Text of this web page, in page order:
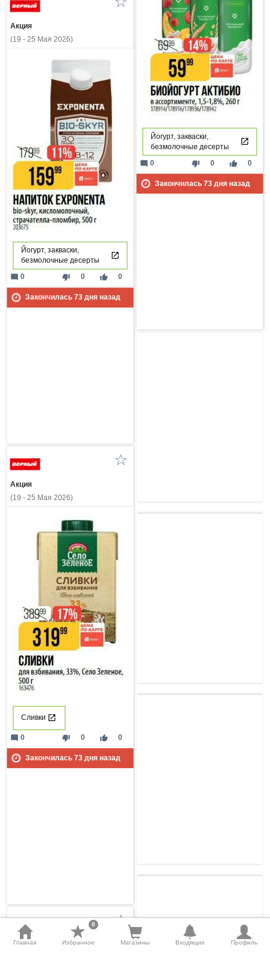
Йогурт, закваски,
безмолочные десерты
thumb_down 0 thumb_up 0
mode_comment 0
Закончилась 73дня назад
Акция
(19 - 25 Мая 2026)
Йогурт, закваски,
безмолочные десерты
thumb_down 0 thumb_up 0
mode_comment 0
Закончилась 73дня назад
Акция
(19 - 25 Мая 2026)
Сливки
thumb_down 0 thumb_up 0
mode_comment 0
Закончилась 73дня назад
Акция
Главная Избранное
0
Магазины Входящие Профиль